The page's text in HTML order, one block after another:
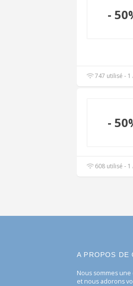
-
747 utilisé - 1
-
608 utilisé - 1
A PROPOS DE
Nous sommes
et nous adorons